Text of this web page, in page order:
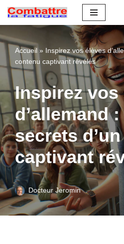
Aller
au
contenu
Accueil» Inspirez vos élèves
contenu captivant révélés
Inspirez vos
d’allemand
secrets
captivant
Docteur Jeromin